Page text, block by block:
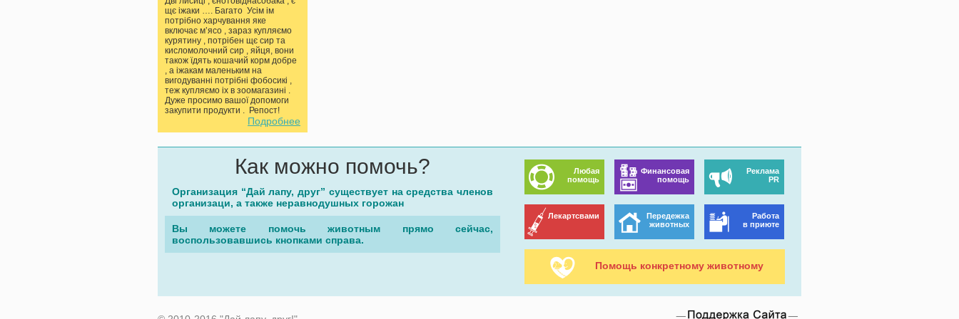
щє іжаки …. Багато Усім ім
потрібно харчування яке
включає мʼясо , зараз купляємо
курятину , потрібен щє сир та
кисломолочний сир , яйця, вони
також їдять кошачий корм добре
, а іжакам маленьким на
вигодуванні потрібні фобосикі ,
теж купляємо іх в зоомагазині .
Дуже просимо вашої допомоги
закупити продукти . Репост!
Подробнее
Как можно помочь?
Организация “Дай лапу, друг” существует на средства членов
организаци, а также неравнодушных горожан
Вы можете помочь животным прямо сейчас,
воспользовавшись кнопками справа.
Любая
помощь
Финансовая
помощь
Реклама
PR
Лекартсвами
Передежка
животных
Работа
в приюте
Помощь конкретному животному